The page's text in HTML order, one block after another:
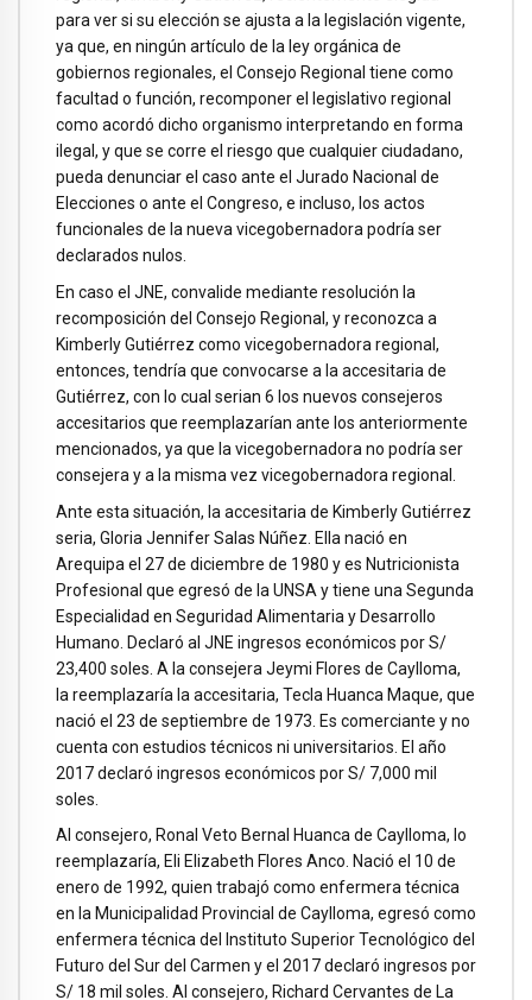
para ver si su elección se ajusta a la legislación vigente,
ya que, en ningún artículo de la ley orgánica de
gobiernos regionales, el Consejo Regional tiene como
facultad o función, recomponer el legislativo regional
como acordó dicho organismo interpretando en forma
ilegal, y que se corre el riesgo que cualquier ciudadano,
pueda denunciar el caso ante el Jurado Nacional de
Elecciones o ante el Congreso, e incluso, los actos
funcionales de la nueva vicegobernadora podría ser
declarados nulos.
En caso el JNE, convalide mediante resolución la
recomposición del Consejo Regional, y reconozca a
Kimberly Gutiérrez como vicegobernadora regional,
entonces, tendría que convocarse a la accesitaria de
Gutiérrez, con lo cual serian 6 los nuevos consejeros
accesitarios que reemplazarían ante los anteriormente
mencionados, ya que la vicegobernadora no podría ser
consejera y a la misma vez vicegobernadora regional.
Ante esta situación, la accesitaria de Kimberly Gutiérrez
seria, Gloria Jennifer Salas Núñez. Ella nació en
Arequipa el 27 de diciembre de 1980 y es Nutricionista
Profesional que egresó de la UNSA y tiene una Segunda
Especialidad en Seguridad Alimentaria y Desarrollo
Humano. Declaró al JNE ingresos económicos por S/
23,400 soles. A la consejera Jeymi Flores de Caylloma,
la reemplazaría la accesitaria, Tecla Huanca Maque, que
nació el 23 de septiembre de 1973. Es comerciante y no
cuenta con estudios técnicos ni universitarios. El año
2017 declaró ingresos económicos por S/ 7,000 mil
soles.
Al consejero, Ronal Veto Bernal Huanca de Caylloma, lo
reemplazaría, Eli Elizabeth Flores Anco. Nació el 10 de
enero de 1992, quien trabajó como enfermera técnica
en la Municipalidad Provincial de Caylloma, egresó como
enfermera técnica del Instituto Superior Tecnológico del
Futuro del Sur del Carmen y el 2017 declaró ingresos por
S/ 18 mil soles. Al consejero, Richard Cervantes de La